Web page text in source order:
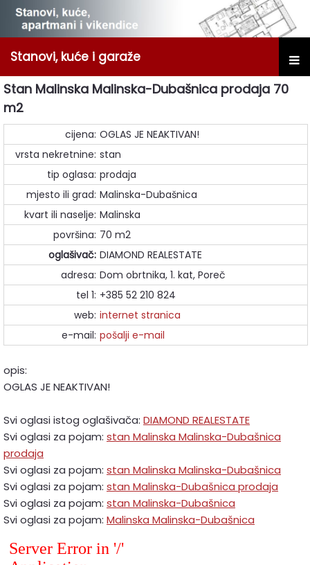
Stanovi, kuće i garaže
Stan Malinska Malinska-Dubašnica prodaja 70
m2
cijena: OGLAS JE NEAKTIVAN!
vrsta nekretnine: stan
tip oglasa: prodaja
mjesto ili grad: Malinska-Dubašnica
kvart ili naselje: Malinska
površina: 70 m2
oglašivač: DIAMOND REALESTATE
adresa: Dom obrtnika, 1. kat, Poreč
tel 1: +385 52 210 824
web: internet stranica
e-mail: pošalji e-mail
opis:
OGLAS JE NEAKTIVAN!
Svi oglasi istog oglašivača: DIAMOND REALESTATE
Svi oglasi za pojam: stan Malinska Malinska-Dubašnica
prodaja
Svi oglasi za pojam: stan Malinska Malinska-Dubašnica
Svi oglasi za pojam: stan Malinska-Dubašnica prodaja
Svi oglasi za pojam: stan Malinska-Dubašnica
Svi oglasi za pojam: Malinska Malinska-Dubašnica